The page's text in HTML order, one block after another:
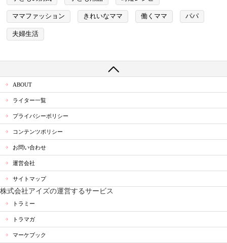
ママファッション きれいなママ 働くママ パパ
夫婦生活
ABOUT
ライター一覧
プライバシーポリシー
コンテンツポリシー
お問い合わせ
運営会社
サイトマップ
株式会社アイズの運営するサービス
トラミー
トラマガ
マーケブック